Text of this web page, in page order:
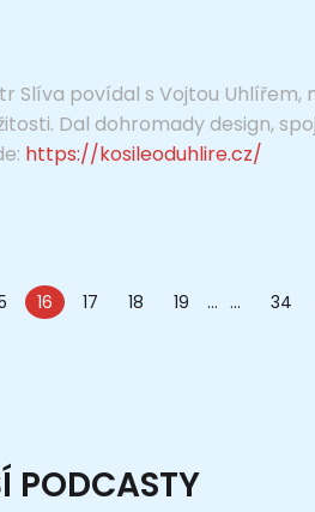
povídal s Vojtou
Dal dohromady design,
https://kosileoduhlire.cz/
16 17 18 19 ... 34
PODCASTY